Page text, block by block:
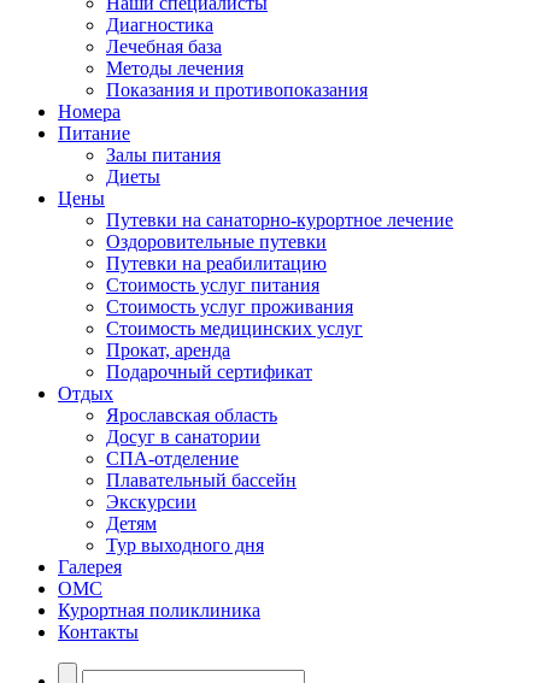
Диагностика
Лечебная база
Методы лечения
Показания и противопоказания
Номера
Питание
Залы питания
Диеты
Цены
Путевки на санаторно-курортное лечение
Оздоровительные путевки
Путевки на реабилитацию
Стоимость услуг питания
Стоимость услуг проживания
Стоимость медицинских услуг
Прокат, аренда
Подарочный сертификат
Отдых
Ярославская область
Досуг в санатории
СПА-отделение
Плавательный бассейн
Экскурсии
Детям
Тур выходного дня
Галерея
ОМС
Курортная поликлиника
Контакты